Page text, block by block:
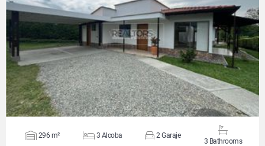
VIEW DETAILS
296 m² 3 Alcoba 2 Garaje
3 Bathrooms